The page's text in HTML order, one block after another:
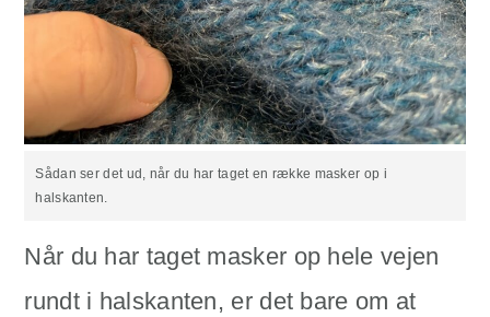
Sådan ser det ud, når du har taget en række masker op i
halskanten.
Når du har taget masker op hele vejen
rundt i halskanten, er det bare om at